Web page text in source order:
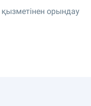
орындау